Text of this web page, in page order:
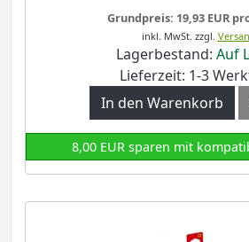
Grundpreis: 19,93 EUR
inkl. MwSt. zzgl.
Lagerbestand: Auf
Lieferzeit: 1-3
In den Warenkorb
8,00 EUR sparen mit